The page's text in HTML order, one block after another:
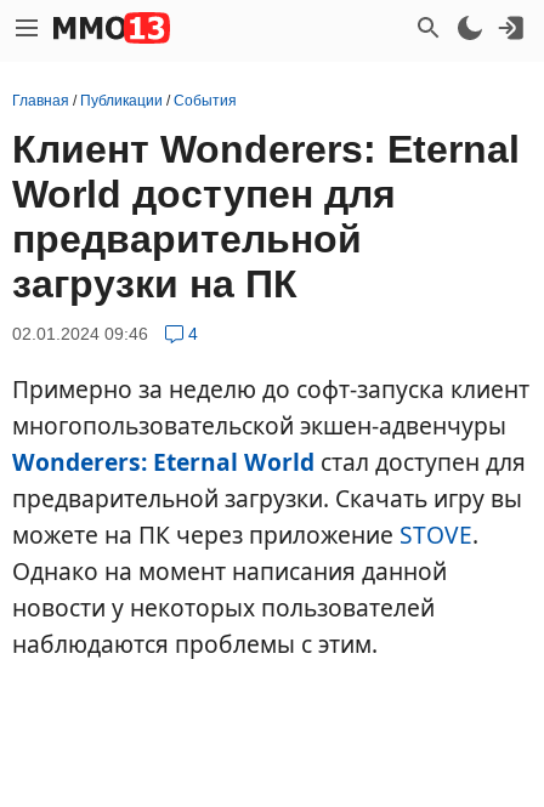
Главная / Публикации /События
Клиент Wonderers: Eternal
World доступен для
предварительной
загрузки на ПК
02.01.2024 09:46 4
Примерно за неделю до софт-запуска клиент
многопользовательской экшен-адвенчуры
Wonderers: Eternal World стал доступен для
предварительной загрузки. Скачать игру вы
можете на ПК через приложение STOVE.
Однако на момент написания данной
новости у некоторых пользователей
наблюдаются проблемы с этим.